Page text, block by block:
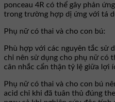
ponceau 4R có thể gây phản
trong trường hợp dị ứng với tá
Phụ nữ có thai và cho con bú:
Phù hợp với các nguyên tắc sử
chỉ nên sử dụng cho phụ nữ có
cân nhắc cẩn thận tỷ lệ giữa lợi
Phụ nữ có thai và cho con bú
acid chỉ khi đã tuân thủ đúng